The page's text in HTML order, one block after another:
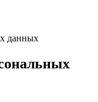
данных